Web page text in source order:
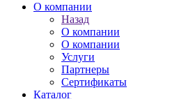
О компании
Назад
О компании
О компании
Услуги
Партнеры
Сертификаты
Каталог